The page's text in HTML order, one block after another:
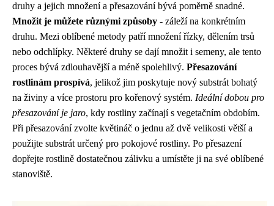
druhy a jejich množení a přesazování bývá poměrně snadné.
Množit je můžete různými způsoby - záleží na konkrétním
druhu. Mezi oblíbené metody patří množení řízky, dělením trsů
nebo odchlípky. Některé druhy se dají množit i semeny, ale tento
proces bývá zdlouhavější a méně spolehlivý. Přesazování
rostlinám prospívá, jelikož jim poskytuje nový substrát bohatý
na živiny a více prostoru pro kořenový systém. Ideální dobou pro
přesazování je jaro, kdy rostliny začínají s vegetačním obdobím.
Při přesazování zvolte květináč o jednu až dvě velikosti větší a
použijte substrát určený pro pokojové rostliny. Po přesazení
dopřejte rostlině dostatečnou zálivku a umístěte ji na své oblíbené
stanoviště.